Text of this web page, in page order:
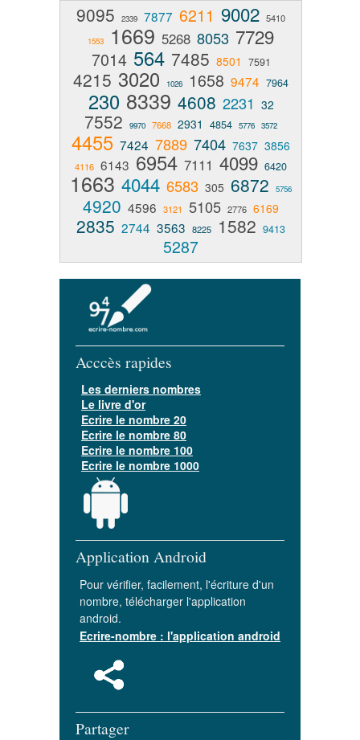
9095 2339 7877 6211 9002 5410
1553 1669 5268 8053 7729
7014 564 7485 8501 7591
4215 3020 1026 1658 9474 7964
230 8339 4608 2231 32
7552 9970 7668 2931 4854 5776 3572
4455 7424 7889 7404 7637 3856
4116 6143 6954 7111 4099 6420
1663 4044 6583 305 6872 5756
4920 4596 3121 5105 2776 6169
2835 2744 3563 8225 1582 9413
5287
Acccès rapides
Les derniers nombres
Le livre d'or
Ecrire le nombre 20
Ecrire le nombre 80
Ecrire le nombre 100
Ecrire le nombre 1000
Application Android
Pour vérifier, facilement, l'écriture d'un
nombre, télécharger l'application
android.
Ecrire-nombre : l'application android
Partager